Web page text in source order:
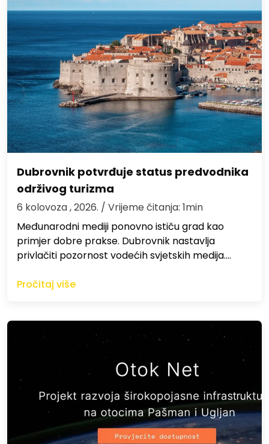
Dubrovnik potvrđuje status predvodnika
održivog turizma
6 kolovoza , 2026. / Vrijeme čitanja: 1min
Međunarodni mediji ponovno ističu grad kao
primjer dobre prakse. Dubrovnik nastavlja
privlačiti pozornost vodećih svjetskih medija.…
Pročitaj više